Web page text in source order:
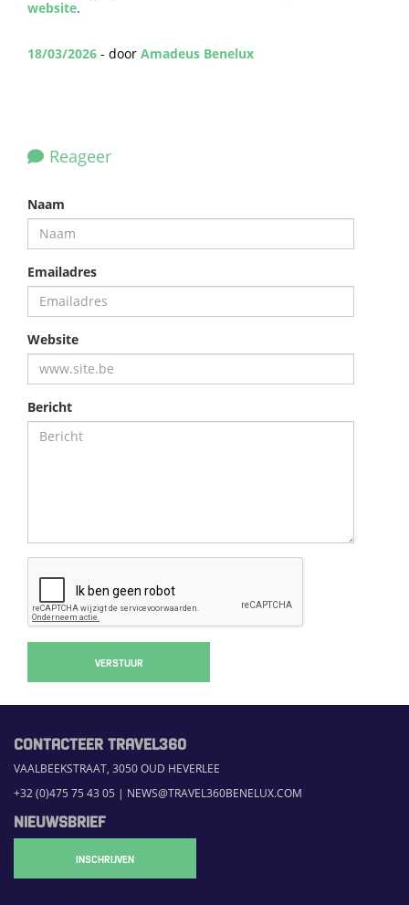
website.
18/03/2026 - door Amadeus Benelux
Reageer
Naam
Emailadres
Website
Bericht
VERSTUUR
CONTACTEER TRAVEL360
VAALBEEKSTRAAT, 3050 OUD HEVERLEE
+32 (0)475 75 43 05 | NEWS@TRAVEL360BENELUX.COM
NIEUWSBRIEF
INSCHRIJVEN